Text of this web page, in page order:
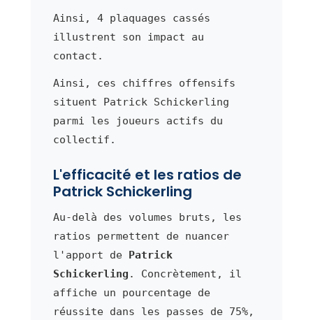
Ainsi, 4 plaquages cassés
illustrent son impact au
contact.
Ainsi, ces chiffres offensifs
situent Patrick Schickerling
parmi les joueurs actifs du
collectif.
L'efficacité et les ratios de
Patrick Schickerling
Au-delà des volumes bruts, les
ratios permettent de nuancer
l'apport de Patrick
Schickerling . Concrètement, il
affiche un pourcentage de
réussite dans les passes de 75%,